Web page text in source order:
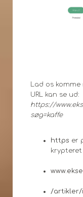
Lad os
URL kan se ud:
https://
søg=kaffe
https er
/artikler/